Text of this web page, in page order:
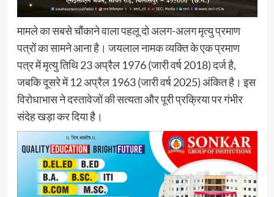
मामले का सबसे चौंकाने वाला पहलू दो अलग-अलग मृत्यु प्रमाण
पत्रों का सामने आना है। जयलाल नामक व्यक्ति के एक प्रमाण
पत्र में मृत्यु तिथि 23 अप्रैल 1976 (जारी वर्ष 2018) दर्ज है,
जबकि दूसरे में 12 अप्रैल 1963 (जारी वर्ष 2025) अंकित है। इस
विरोधाभास ने दस्तावेजों की सत्यता और पूरी प्रक्रिया पर गंभीर
संदेह खड़ा कर दिया है।